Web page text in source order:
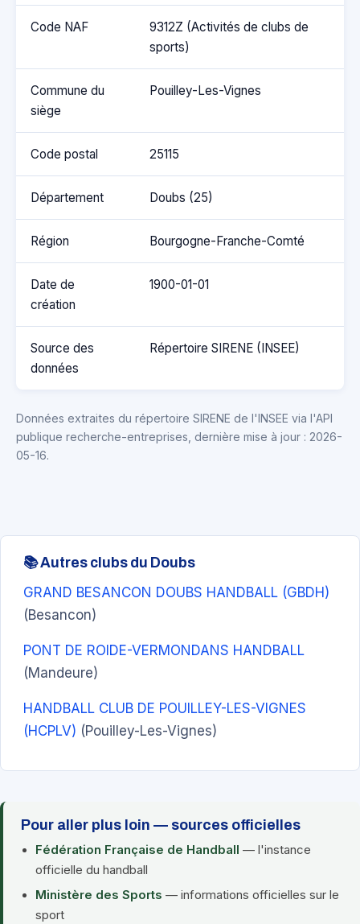
Code NAF
9312Z (Activités de clubs de
sports)
Commune du
siège
Pouilley-Les-Vignes
Code postal 25115
Département Doubs (25)
Région Bourgogne-Franche-Comté
Date de
création
1900-01-01
Source des
données
Répertoire SIRENE (INSEE)
Données extraites du répertoire SIRENE de l'INSEE via l'API
publique recherche-entreprises, dernière mise à jour : 2026-
05-16.
📚 Autres clubs du Doubs
GRAND BESANCON DOUBS HANDBALL (GBDH)
(Besancon)
PONT DE ROIDE-VERMONDANS HANDBALL
(Mandeure)
HANDBALL CLUB DE POUILLEY-LES-VIGNES
(HCPLV) (Pouilley-Les-Vignes)
Pour aller plus loin — sources officielles
Fédération Française de Handball — l'instance
officielle du handball
Ministère des Sports — informations officielles sur le
sport